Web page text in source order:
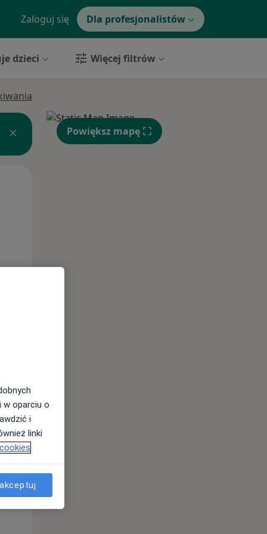
Zaloguj się Dla profesjonalistów
dzieci Więcej filtrów
Powiększ mapę
w oparciu o
i
linki